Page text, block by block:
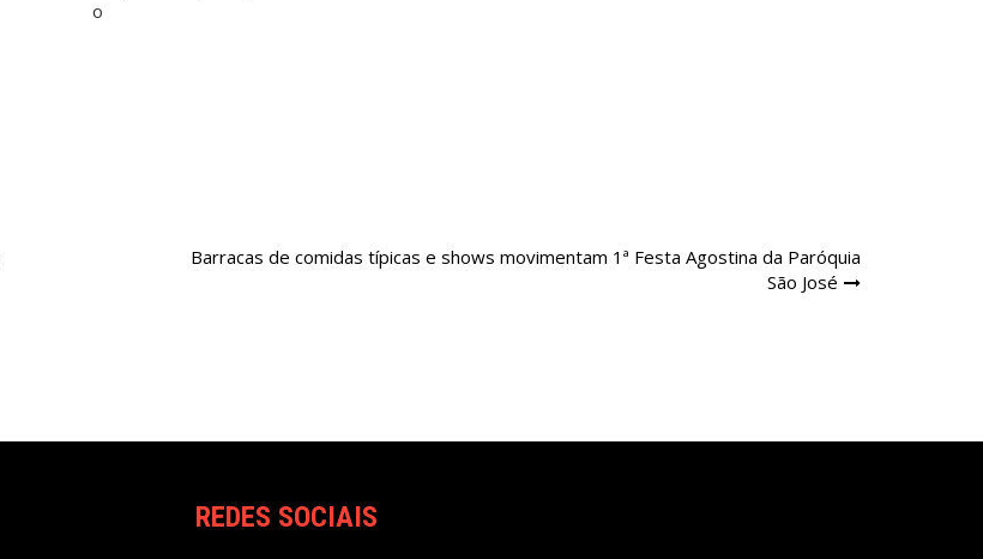
Barracas de comidas típicas e shows movimentam 1ª Festa Agostina da Paróquia
São José
REDES SOCIAIS